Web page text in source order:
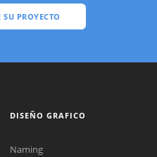
PROYECTO
DISEÑO GRAFICO
Naming